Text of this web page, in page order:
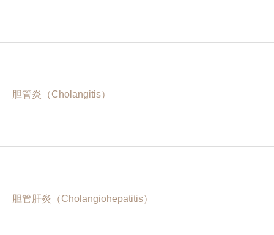
胆管炎（Cholangitis）
胆管肝炎（Cholangiohepatitis）